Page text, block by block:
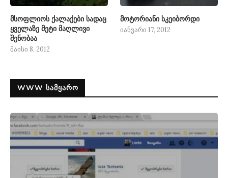
მსოფლიოს ქალაქები სადაც
ყველაზე მეტი მაღლივი
შენობაა
მაისი 8, 2012
მოტორიანი სკეიბორდი
იანვარი 17, 2012
WWW ᲡᲐᲛᲧᲐᲠᲝ